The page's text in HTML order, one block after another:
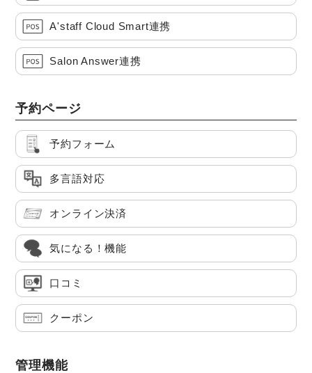
A'staff Cloud Smart連携
Salon Answer連携
予約ページ
予約フォーム
多言語対応
オンライン決済
気になる！機能
口コミ
クーポン
管理機能